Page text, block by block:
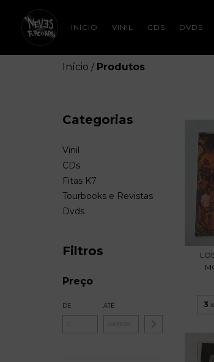
INÍCIO VINIL CDS DVDS
Início / Produtos
Categorias
Vinil
CDs
Fitas K7
Tourbooks e Revistas
Dvds
Filtros
Preço
DE ATÉ 3